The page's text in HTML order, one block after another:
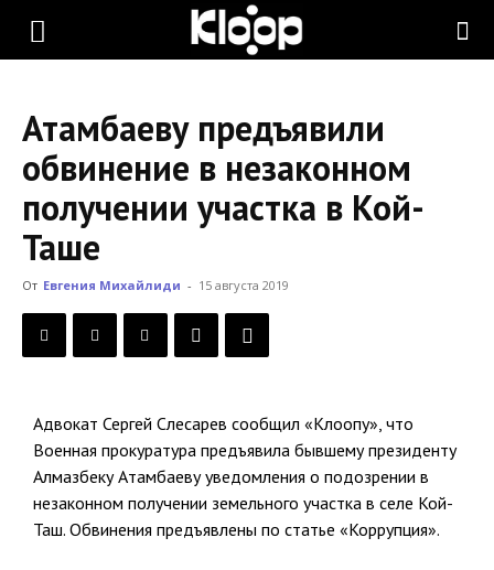
KLOOP.KG
Новости
Кыргызстана
Атамбаеву предъявили
обвинение в незаконном
получении участка в Кой-
Таше
От Евгения Михайлиди - 15 августа 2019
Адвокат Сергей Слесарев сообщил «Клоопу», что
Военная прокуратура предъявила бывшему президенту
Алмазбеку Атамбаеву уведомления о подозрении в
незаконном получении земельного участка в селе Кой-
Таш. Обвинения предъявлены по статье «Коррупция».